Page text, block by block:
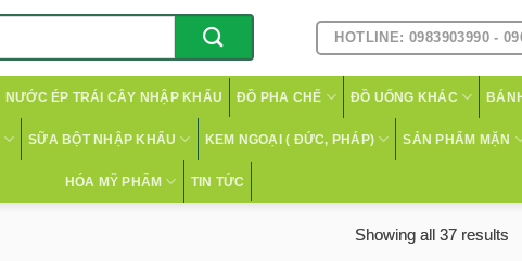
HOTLINE: 0983903990 -
NƯỚC ÉP TRÁI CÂY NHẬP KHẨU ĐỒ PHA CHẾ ĐỒ UỐNG KHÁC
SỮA BỘT NHẬP KHẨU KEM NGOẠI ( ĐỨC, PHÁP) SẢN PHẨM MẶN
HÓA MỸ PHẨM TIN TỨC
Showing all 37 results